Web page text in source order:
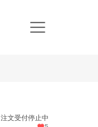
注文受付停止中